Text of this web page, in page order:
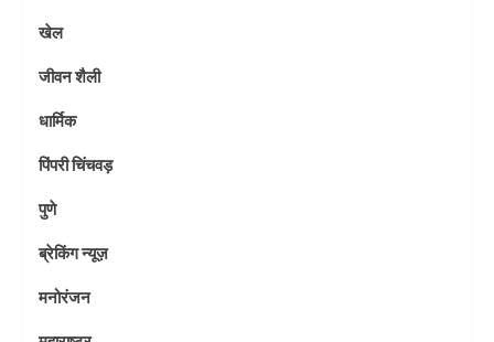
खेल
जीवन शैली
धार्मिक
पिंपरी चिंचवड़
पुणे
ब्रेकिंग न्यूज़
मनोरंजन